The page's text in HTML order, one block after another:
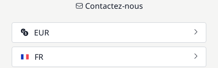
Contactez-nous
EUR
FR